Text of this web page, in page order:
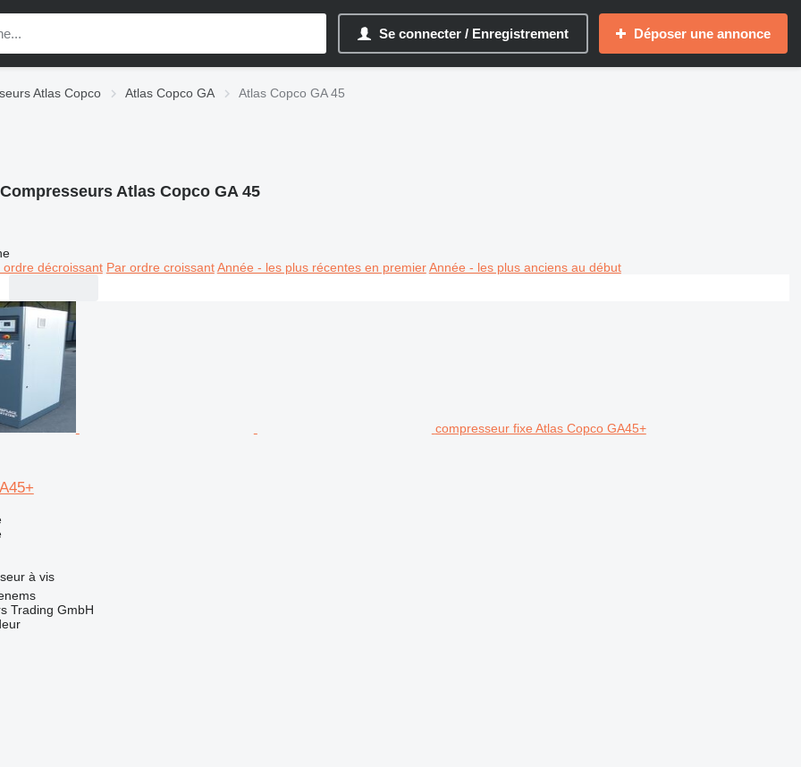
Se connecter / Enregistrement Déposer une annonce
Atlas Copco Atlas Copco GA Atlas Copco GA 45
Compresseurs Atlas Copco GA 45
ordre décroissant Par ordre croissant Année - les plus récentes en premier Année - les plus anciens au début
compresseur fixe Atlas Copco GA45+
à vis
Trading GmbH